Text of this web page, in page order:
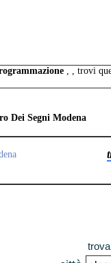
, , trovi
Dei Segni Modena